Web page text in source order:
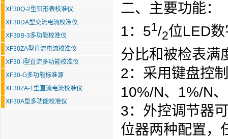
XF30Q-2型钳形表校准仪
XF30DA型交流电流校准仪
XF30B-3多功能校准仪
XF30ZA型直流电流校准仪
XF30-I型直流多功能校准仪
XF30-G多功能标准源
XF30ZA-1型直流电流校准仪
XF30A型多功能校准仪
二、主要功能：
1：51/2位LED
分比和被检表满
2：采用键盘控
10%/N、1%/N
3： 外控调节器
位器两种配置，